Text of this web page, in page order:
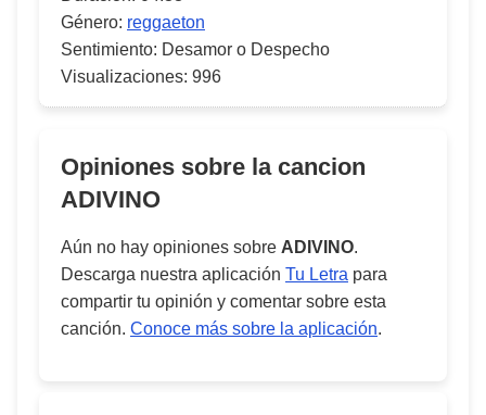
Género: reggaeton
Sentimiento: Desamor o Despecho
Visualizaciones: 996
Opiniones sobre la cancion
ADIVINO
Aún no hay opiniones sobre ADIVINO.
Descarga nuestra aplicación Tu Letra para
compartir tu opinión y comentar sobre esta
canción. Conoce más sobre la aplicación.